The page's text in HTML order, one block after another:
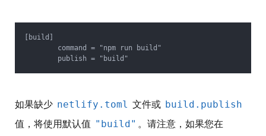
[build]
	command = "npm run build"
如果缺少 netlify.toml 文件或 build.publish
值，将使用默认值 "build" 。请注意，如果您在